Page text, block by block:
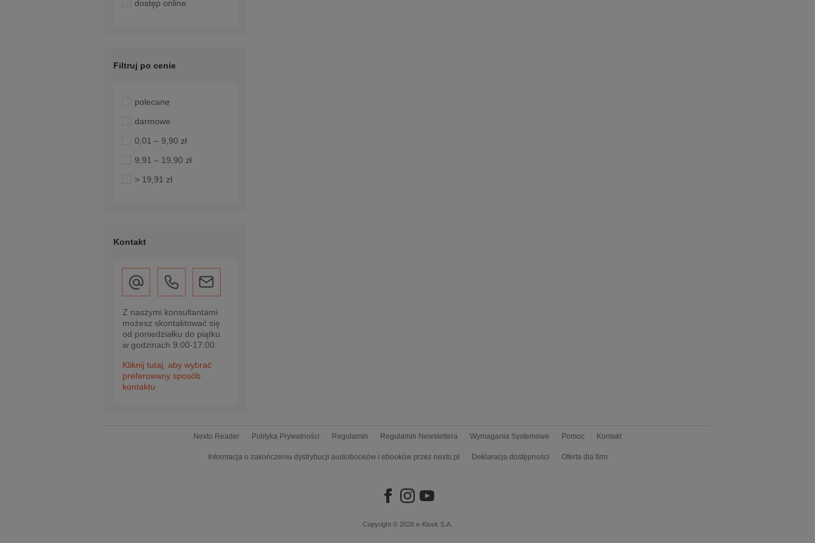
dostęp online
Filtruj po cenie
polecane
darmowe
0,01 – 9,90 zł
9,91 – 19,90 zł
> 19,91 zł
Kontakt
Z naszymi konsultantami
możesz skontaktować się
od poniedziałku do piątku
w godzinach 9:00-17:00.
Kliknij tutaj, aby wybrać
preferowany sposób
kontaktu
Nexto Reader Polityka Prywatności Regulamin Regulamin Newslettera Wymagania Systemowe Pomoc Kontakt
Informacja o zakończeniu dystrybucji audiobooków i ebooków przez nexto.pl Deklaracja dostępności Oferta dla firm
Copyright © 2026 e-Kiosk S.A.